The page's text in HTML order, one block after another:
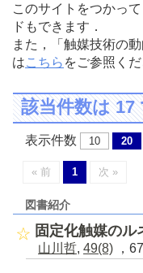
このサイトをつかっ
ドもできます．
また，「触媒技術の
はこちら をご参照くだ
該当件数は
表示件数 10 20
« 前 1 次 »
図書紹介
固定化触媒のル
山川哲, 49(8) ，